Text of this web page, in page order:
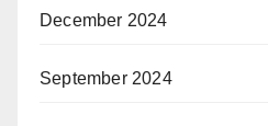
December 2024
September 2024